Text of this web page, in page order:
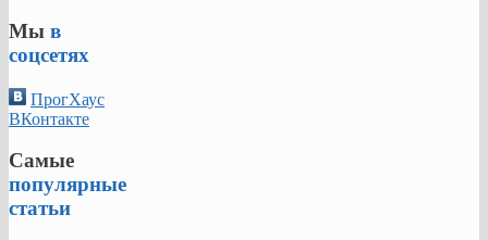
Мы в
соцсетях
ПрогХаус
ВКонтакте
Самые
популярные
статьи